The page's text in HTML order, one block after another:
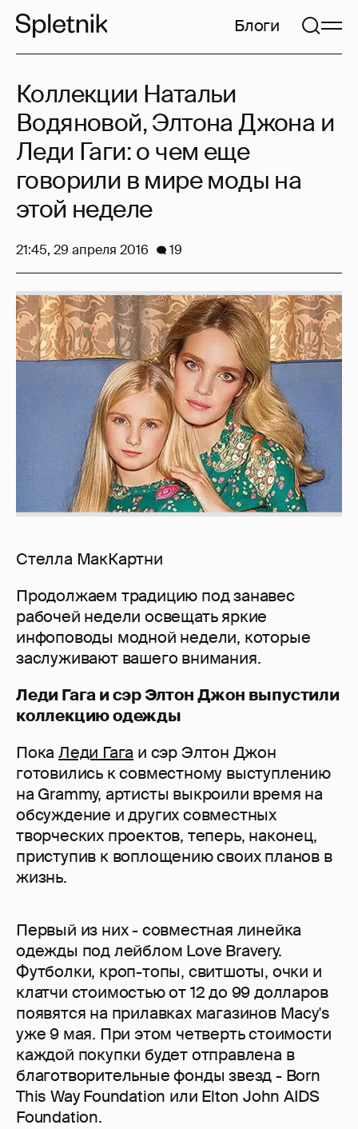
Блоги
Стелла МакКартни
Продолжаем традицию под занавес
рабочей недели освещать яркие
инфоповоды модной недели, которые
заслуживают вашего внимания.
Леди Гага и сэр Элтон Джон выпустили
коллекцию одежды
Пока Леди Гага и сэр Элтон Джон
готовились к совместному выступлению
на Grammy, артисты выкроили время на
обсуждение и других совместных
творческих проектов, теперь, наконец,
приступив к воплощению своих планов в
жизнь.
Первый из них - совместная линейка
одежды под лейблом Love Bravery.
Футболки, кроп-топы, свитшоты, очки и
клатчи стоимостью от 12 до 99 долларов
появятся на прилавках магазинов Macy's
уже 9 мая. При этом четверть стоимости
каждой покупки будет отправлена в
благотворительные фонды звезд - Born
This Way Foundation или Elton John AIDS
Foundation.
Коллекции Натальи
Водяновой, Элтона Джона и
Леди Гаги: о чем еще
говорили в мире моды на
этой неделе
21:45, 29 апреля 2016 19